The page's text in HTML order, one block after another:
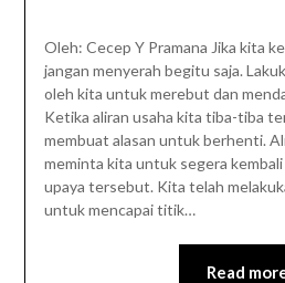
Oleh: Cecep Y Pramana Jika kita
jangan menyerah begitu saja.
oleh kita untuk merebut dan
Ketika aliran usaha kita tiba-tiba
membuat alasan untuk berhenti.
meminta kita untuk segera
upaya tersebut. Kita telah
untuk mencapai titik…
Read